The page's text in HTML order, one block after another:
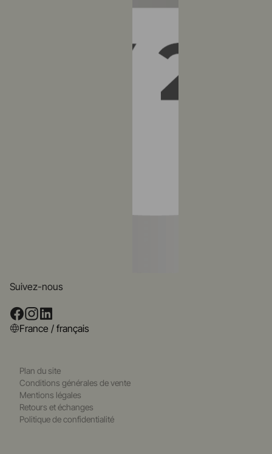
Suivez-nous
France / français
Plan du site
Conditions générales de vente
Mentions légales
Retours et échanges
Politique de confidentialité